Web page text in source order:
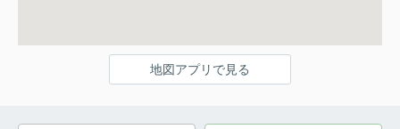
地図アプリで見る